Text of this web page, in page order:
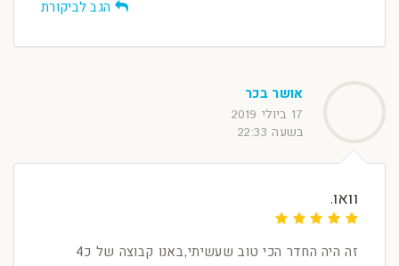
הגב לביקורת
אושר בכר
17 ביולי 2019
בשעה 22:33
וואו.
זה היה החדר הכי טוב שעשיתי,באנו קבוצה של כ4